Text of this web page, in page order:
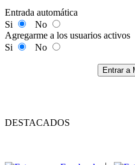
Entrada automática
Si
No
Agregarme a los usuarios activos
Si
No
Entrar a
DESTACADOS